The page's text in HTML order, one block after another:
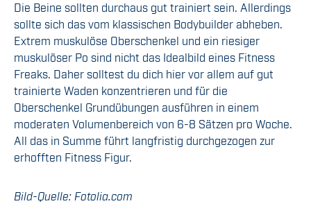
Die Beine sollten durchaus gut trainiert sein. Allerdings
sollte sich das vom klassischen Bodybuilder abheben.
Extrem muskulöse Oberschenkel und ein riesiger
muskulöser Po sind nicht das Idealbild eines Fitness
Freaks. Daher solltest du dich hier vor allem auf gut
trainierte Waden konzentrieren und für die
Oberschenkel Grundübungen ausführen in einem
moderaten Volumenbereich von 6-8 Sätzen pro Woche.
All das in Summe führt langfristig durchgezogen zur
erhofften Fitness Figur.
Bild-Quelle: Fotolia.com